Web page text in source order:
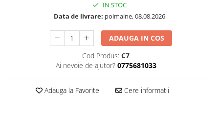
IN STOC
Data de livrare: poimaine, 08.08.2026
ADAUGA IN COS
Cod Produs: C7
Ai nevoie de ajutor? 0775681033
Adauga la Favorite Cere informatii